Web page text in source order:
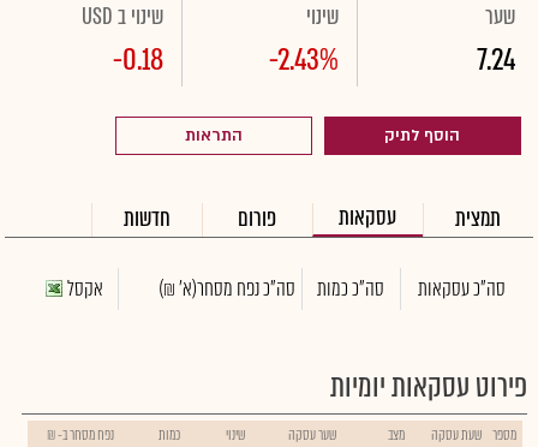
שער
7.24
שינוי
-2.43%
שינוי ב USD
-0.18
הוסף לתיק התראות
תמצית עסקאות פורום חדשות
סה"כ עסקאות סה"כ כמות סה"כ נפח מסחר(א' ₪) אקסל
פירוט עסקאות יומיות
מספר שעת עסקה מצב שער עסקה שינוי כמות נפח מסחר ב- ₪